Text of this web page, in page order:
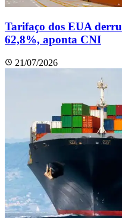
Tarifaço dos EUA
62,8%, aponta CNI
21/07/2026